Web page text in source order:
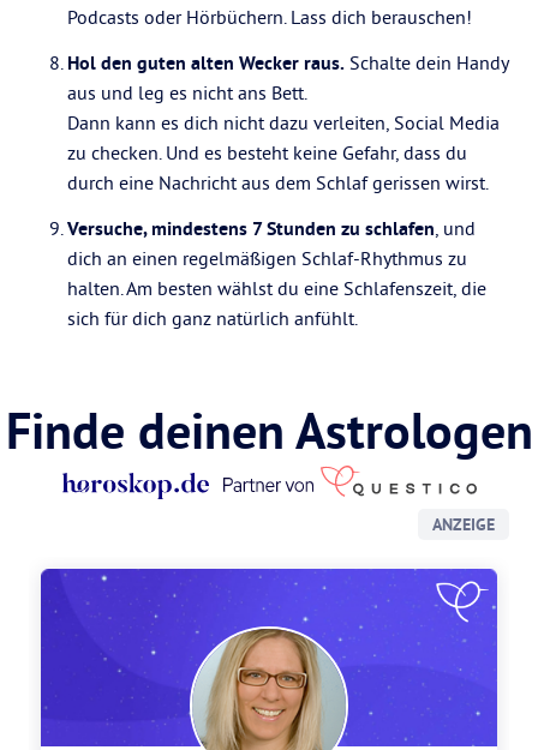
Podcasts oder Hörbüchern. Lass dich berauschen!
Hol den guten alten Wecker raus. Schalte dein Handy
aus und leg es nicht ans Bett.
Dann kann es dich nicht dazu verleiten, Social Media
zu checken. Und es besteht keine Gefahr, dass du
durch eine Nachricht aus dem Schlaf gerissen wirst.
Versuche, mindestens 7 Stunden zu schlafen, und
dich an einen regelmäßigen Schlaf-Rhythmus zu
halten. Am besten wählst du eine Schlafenszeit, die
sich für dich ganz natürlich anfühlt.
Finde deinen Astrologen
ANZEIGE